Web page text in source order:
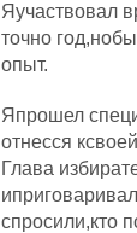
Яучаствовал
точно
опыт.
Япрошел
отнесся
Глава
спросили,кто